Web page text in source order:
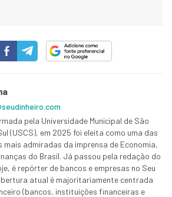
pela Universidade Municipal de São
(USCS), em 2025 foi eleita como uma das
mais admiradas da imprensa de Economia,
do Brasil. Já passou pela redação do
é repórter de bancos e empresas no Seu
atual é majoritariamente centrada
(bancos, instituições financeiras e